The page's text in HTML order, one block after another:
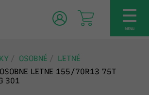
MENU
OSOBNÉ
LETNÉ
LETNE 155/70R13 75T
301